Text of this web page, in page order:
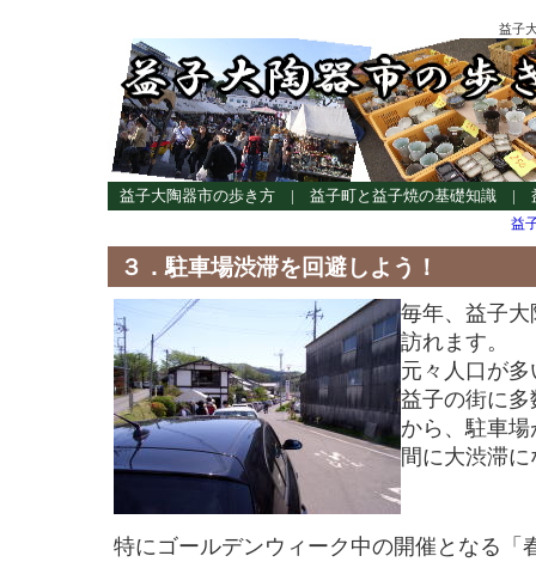
益子
益子大陶器市の歩き方 | 益子町と益子焼の基礎知識 |
益
３．駐車場渋滞を回避しよう！
毎年、益子
訪れます。
元々人口が
益子の街に
から、駐車
間に大渋滞
特にゴールデンウィーク中の開催となる「